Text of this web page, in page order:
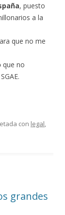
, puesto
a la
que no me
que no
con legal,
grandes